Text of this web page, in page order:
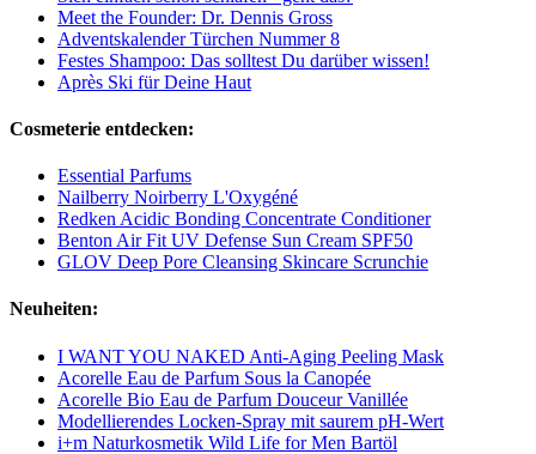
Meet the Founder: Dr. Dennis Gross
Adventskalender Türchen Nummer 8
Festes Shampoo: Das solltest Du darüber wissen!
Après Ski für Deine Haut
Cosmeterie entdecken:
Essential Parfums
Nailberry Noirberry L'Oxygéné
Redken Acidic Bonding Concentrate Conditioner
Benton Air Fit UV Defense Sun Cream SPF50
GLOV Deep Pore Cleansing Skincare Scrunchie
Neuheiten:
I WANT YOU NAKED Anti-Aging Peeling Mask
Acorelle Eau de Parfum Sous la Canopée
Acorelle Bio Eau de Parfum Douceur Vanillée
Modellierendes Locken-Spray mit saurem pH-Wert
i+m Naturkosmetik Wild Life for Men Bartöl